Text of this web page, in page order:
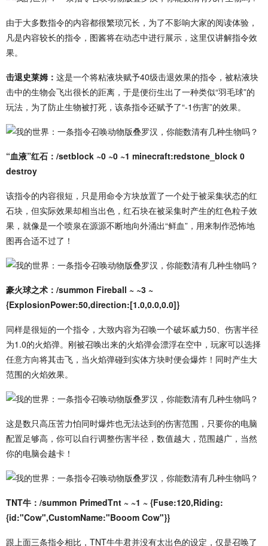
由于大多数指令的内容都很繁琐冗长，为了不影响大家的阅读体验，
凡是内容较长的指令，图酱将在动态中进行展示，这里仅讲解指令效
果。
击退史莱姆： 这是一个将粘液块赋予40级击退效果的指令，被粘液块
击中的生物会飞出很长的距离，于是便衍生出了一种类似“羽毛球”的
玩法，为了防止生物被打死，该条指令还赋予了“-1伤害”的效果。
“血液”红石：/setblock ~0 ~0 ~1 minecraft:redstone_block 0
destroy
该指令的内容很短，只是用命令方块放置了一个处于被采集状态的红
石块，但实际效果却相当出色，红石块在被采集时产生的红色粒子效
果，就像是一个喷泉在源源不断地向外涌出“鲜血”，用来制作恐怖地
图再合适不过了！
豪火球之术：/summon Fireball ~ ~3 ~
{ExplosionPower:50,direction:[1.0,0.0,0.0]}
同样是很短的一个指令，大致内容为召唤一个破坏威力50、伤害半径
为1.0的火焰弹。刚被召唤出来的火焰弹会漂浮在空中，玩家可以选择
任意方向将其击飞，当火焰弹碰到实体方块时便会爆炸！同时产生大
范围的火焰效果。
这是数只高压苦力怕同时爆炸也无法达到的伤害范围，只要你的电脑
配置足够高，你可以自行调整伤害半径，数值越大，范围越广，当然
你的电脑会越卡！
TNT牛：/summon PrimedTnt ~ ~1 ~ {Fuse:120,Riding:
{id:"Cow",CustomName:"Booom Cow"}}
跟上面三条指令相比，TNT牛牛君并没有太出色的设定，仅是召唤了